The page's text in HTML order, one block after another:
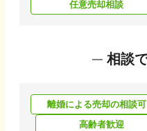
任意売却相談
相談
離婚による売却の相談可
高齢者歓迎